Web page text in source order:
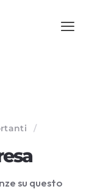
/
su questo